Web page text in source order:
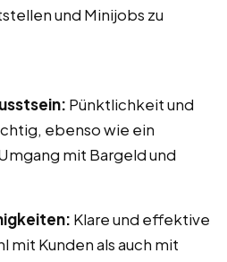
und Minijobs zu
Pünktlichkeit und
ebenso wie ein
mit Bargeld und
Klare und effektive
mit Kunden als auch mit